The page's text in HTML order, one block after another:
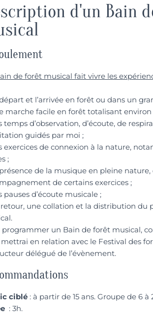
d'un Bain
de forêt musical fait vivre les
et l’arrivée en forêt ou dans un
marche facile en forêt totalisant environ
temps d’observation, d’écoute, de
guidés par moi ;
exercices de connexion à la nature,
;
de la musique en pleine nature,
de certains exercices ;
pauses d’écoute musicale ;
retour, une collation et la distribution du
programmer un Bain de forêt musical,
mettrai en relation avec le Festival des
délégué de l’évènement.
ciblé : à partir de 15 ans. Groupe de 6
: 3h.